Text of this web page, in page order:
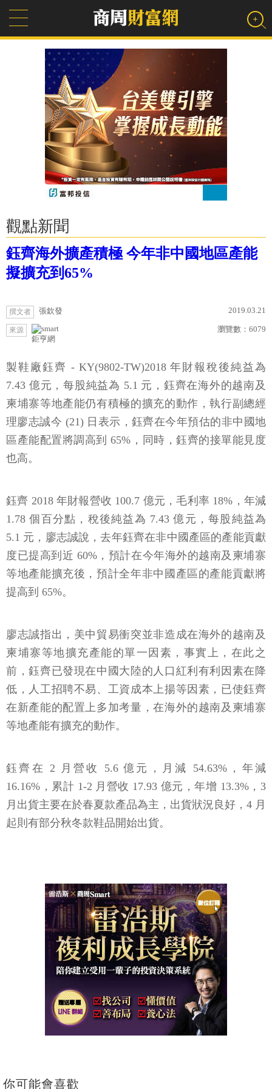
觀點新聞
鈺齊海外擴產積極 今年非中國地區產能
擬擴充到65%
撰文者 張欽發 2019.03.21
來源
鉅亨網
瀏覽數： 6079
製鞋廠鈺齊 - KY(9802-TW)2018 年財報稅後純益為
7.43 億元，每股純益為 5.1 元，鈺齊在海外的越南及
柬埔寨等地產能仍有積極的擴充的動作，執行副總經
理廖志誠今 (21) 日表示，鈺齊在今年預估的非中國地
區產能配置將調高到 65%，同時，鈺齊的接單能見度
也高。
鈺齊 2018 年財報營收 100.7 億元，毛利率 18%，年減
1.78 個百分點，稅後純益為 7.43 億元，每股純益為
5.1 元，廖志誠說，去年鈺齊在非中國產區的產能貢獻
度已提高到近 60%，預計在今年海外的越南及柬埔寨
等地產能擴充後，預計全年非中國產區的產能貢獻將
提高到 65%。
廖志誠指出，美中貿易衝突並非造成在海外的越南及
柬埔寨等地擴充產能的單一因素，事實上，在此之
前，鈺齊已發現在中國大陸的人口紅利有利因素在降
低，人工招聘不易、工資成本上揚等因素，已使鈺齊
在新產能的配置上多加考量，在海外的越南及柬埔寨
等地產能有擴充的動作。
鈺齊在 2 月營收 5.6 億元，月減 54.63%，年減
16.16%，累計 1-2 月營收 17.93 億元，年增 13.3%，3
月出貨主要在於春夏款產品為主，出貨狀況良好，4 月
起則有部分秋冬款鞋品開始出貨。
你可能會喜歡